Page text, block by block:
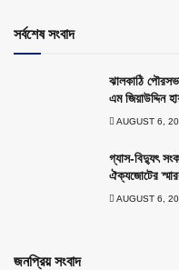
সর্বশেষ সংবাদ
ঝালকাঠি
এম জিয়াউদ্দিন
AUGUST 6,
গ্যাস-বিদ্যুৎ
ঐক্যজোটের
AUGUST 6,
জনপ্রিয় সংবাদ